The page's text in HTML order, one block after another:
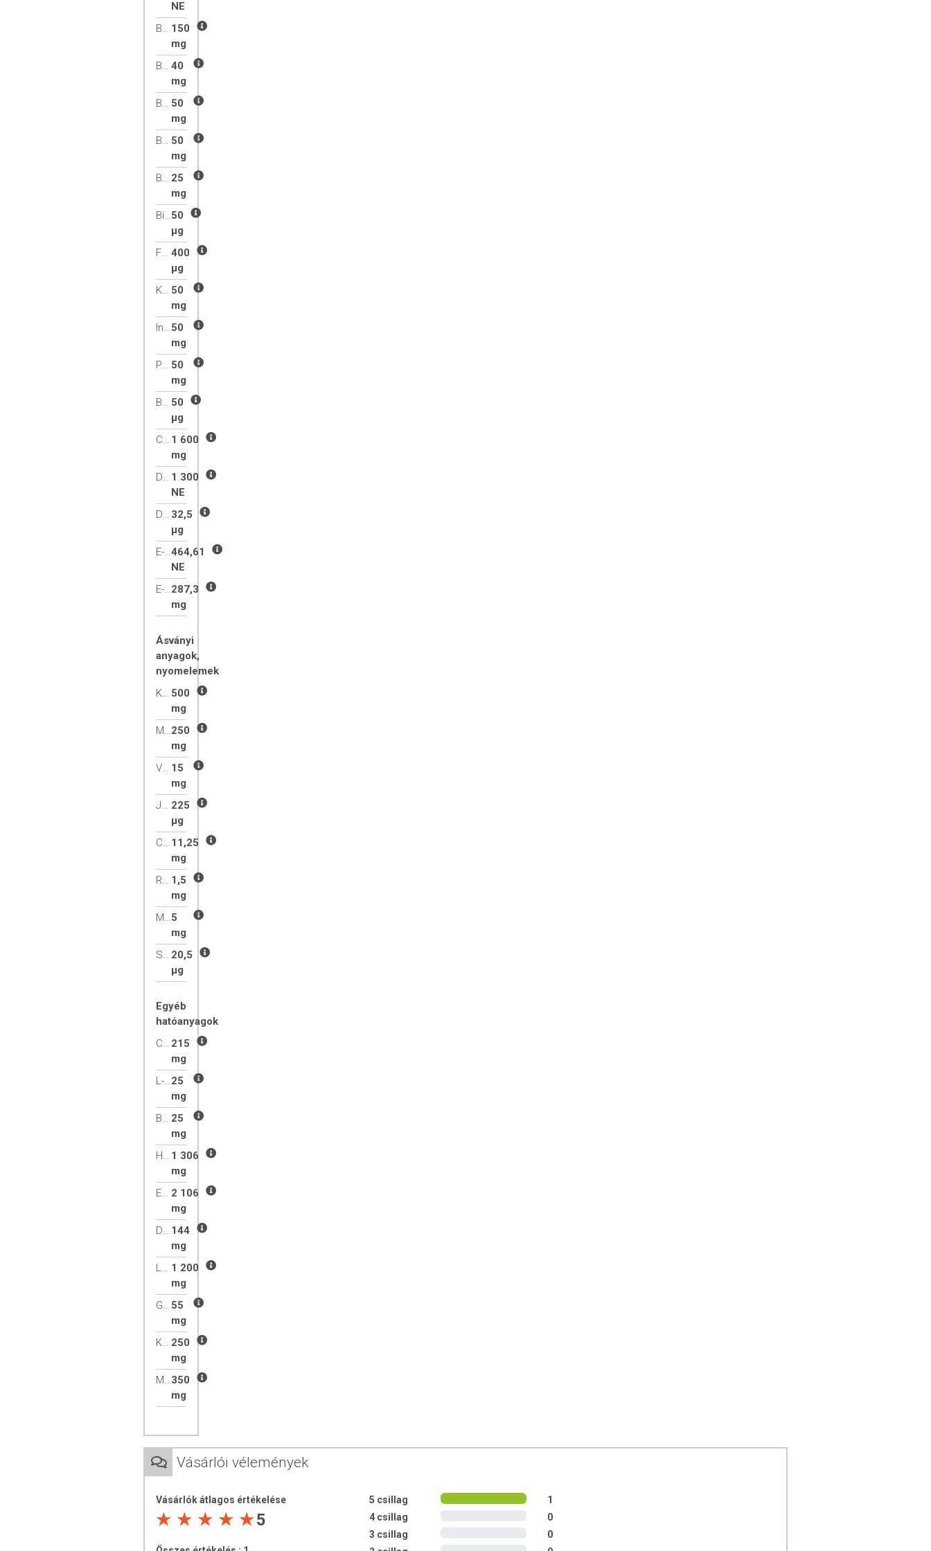
A B1-vitamin (tiamin) részt vesz a normál energiatermelő anyagcsere-folyamatokban, és
hozzájárul az idegrendszer megfelelő működéséhez.
A C-vitamin hozzájárul az immunrendszer normális működéséhez intenzív testmozgás alatt vagy
után. Szerepe van a normál energiatermelő anyagcsere-folyamatokban, és segíthet a fáradtság és
a kifáradás csökkentésében.
A magnézium hozzájárul az izmok normális működéséhez.
folyamatokban.
A halolajban lévő EPA és DHA hozzájárulnak a szív megfelelő működéséhez – a kedvező hatás
250 mg EPA és DHA napi bevitelével érhető el.
A lecitin hatóanyaga, a kolin részt vesz a normál zsíranyagcserében, és hozzájárul a normál
Teljes leírás
NE
B1-vitamin 150
mg
B2-vitamin 40
mg
B3-vitamin 50
mg
B5-vitamin 50
mg
B6-vitamin 25
mg
Biotin (B7- vitamin)50
µg
Folát 400
µg
Kolin 50
mg
Inozitol50
mg
PABA 50
mg
B12-vitamin 50
µg
C-vitamin 1 600
mg
D3-vitamin 1 300
NE
D3-vitamin 32,5
µg
E-vitamin464,61
NE
E-vitamin287,3
mg
Ásványi
anyagok,
nyomelemek
Kalcium 500
mg
Magnézium250
mg
Vas 15
mg
Jód 225
µg
Cink 11,25
mg
Réz 1,5
mg
Mangán5
mg
Szelén 20,5
µg
Egyéb
hatóanyagok
Csipkebogyó 215
mg
L-Glutaminsav25
mg
Betain-hidroklorid 25
mg
Halolaj 1 306
mg
EPA 2 106
mg
DHA 144
mg
Lecitin 1 200
mg
Glükozamin 55
mg
Kondroitin-szulfát 250
mg
Metilszulfonil-metán (MSM)350
mg
Vásárlói vélemények
Vásárlók átlagos értékelése
5
5 csillag
1
4 csillag
0
3 csillag
0